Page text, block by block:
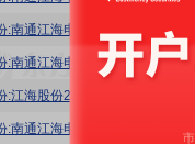
:南通江海电容器股份有限公司
:江海股份2018年股票期权激励